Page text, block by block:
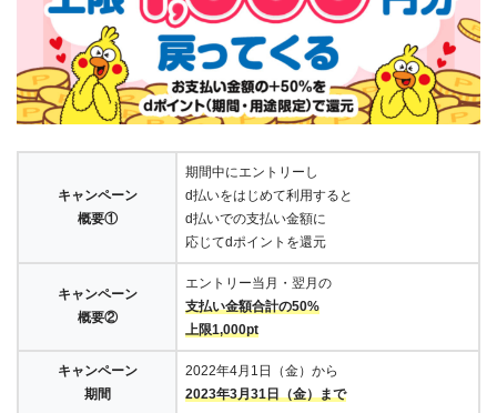
キャンペーン
概要①
期間中にエントリーし
d払いをはじめて利用すると
d払いでの支払い金額に
応じてdポイントを還元
キャンペーン
概要②
エントリー当月・翌月の
支払い金額合計の50%
上限1,000pt
キャンペーン
期間
2022年4月1日（金）から
2023年3月31日（金）まで